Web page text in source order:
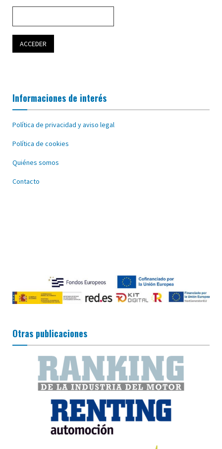
Informaciones de interés
Política de privacidad y aviso legal
Política de cookies
Quiénes somos
Contacto
Otras publicaciones